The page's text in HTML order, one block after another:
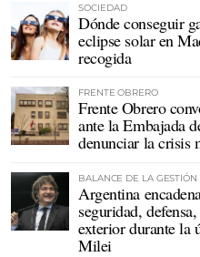
SOCIEDAD
Dónde conseguir
eclipse solar en
recogida
FRENTE OBRERO
Frente Obrero
ante la Embajada
denunciar la crisis
BALANCE DE LA
Argentina
seguridad,
exterior durante la
Milei